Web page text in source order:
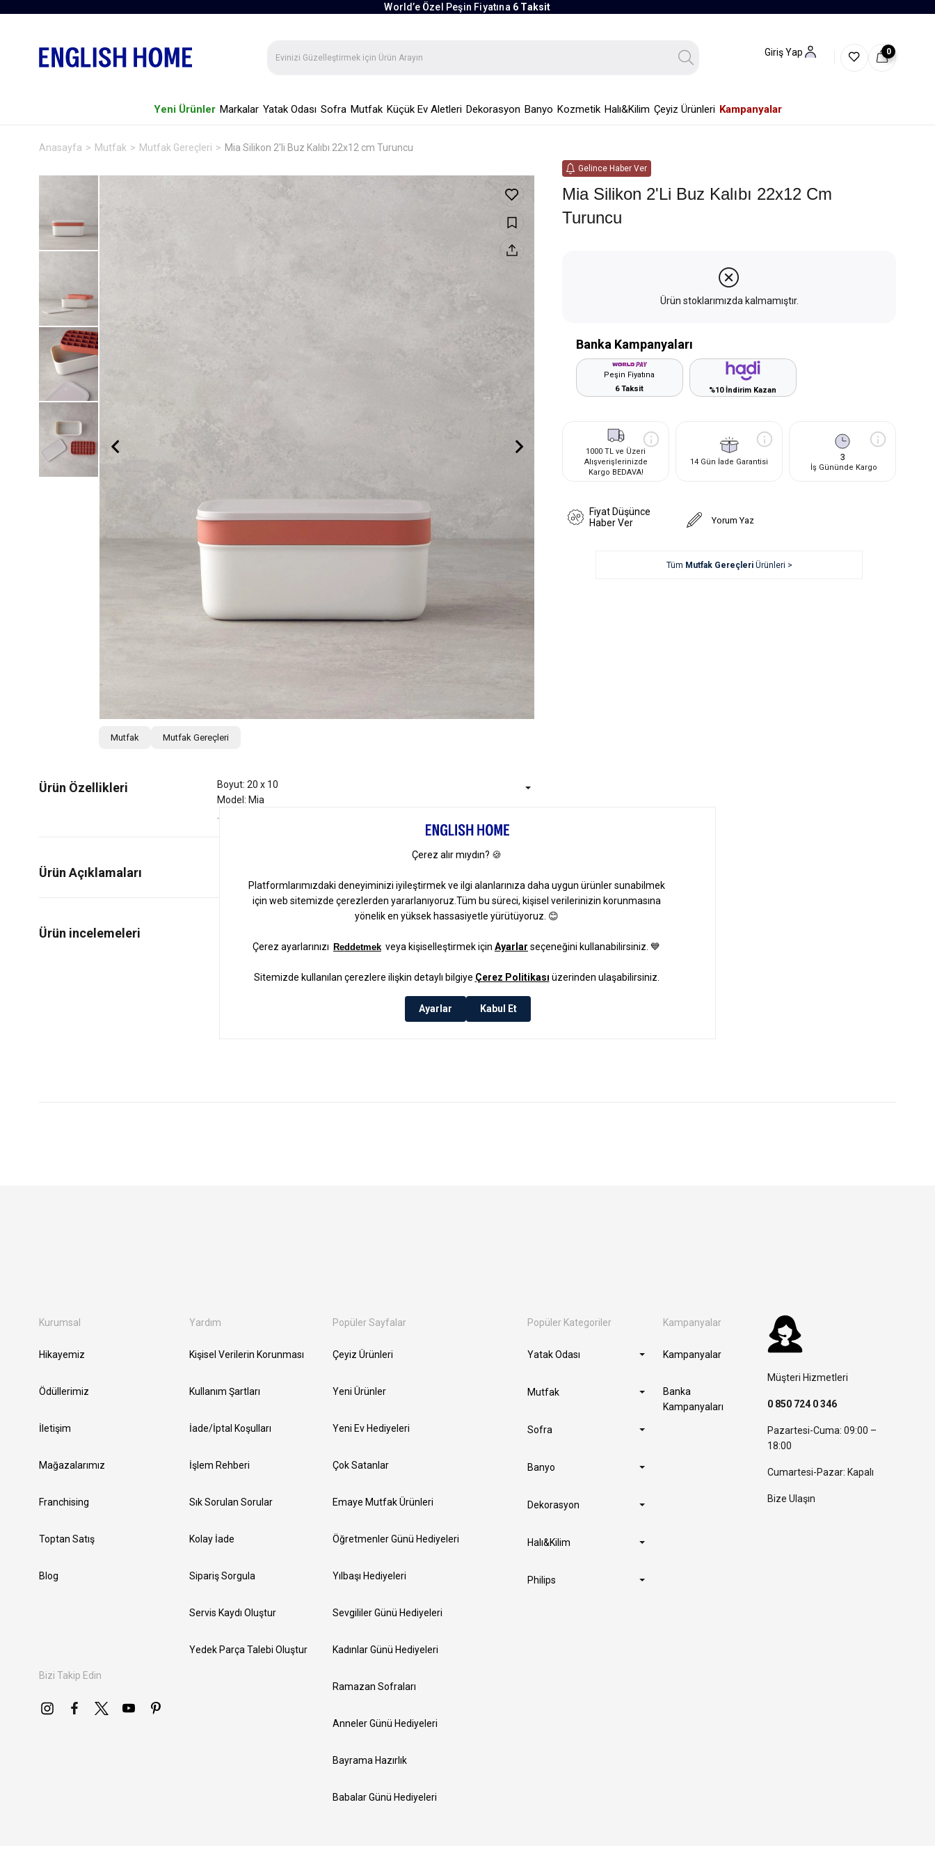
World’e Özel Peşin Fiyatına 6 Taksit
Giriş Yap 0
Yeni Ürünler Markalar Yatak Odası Sofra Mutfak Küçük Ev Aletleri Dekorasyon Banyo Kozmetik Halı&Kilim Çeyiz Ürünleri Kampanyalar
Anasayfa Mutfak Mutfak Gereçleri Mia Silikon 2'li Buz Kalıbı 22x12 cm Turuncu
Mutfak Mutfak Gereçleri
Ürün Özellikleri
Boyut: 20 x 10
Model: Mia
Ürün Açıklamaları
Gelince Haber Ver
Mia Silikon 2'li Buz Kalıbı 22x12 Cm
Turuncu
Ürün stoklarımızda kalmamıştır.
Banka Kampanyaları
Peşin Fiyatına
6 Taksit
%10 İndirim Kazan
1000 TL ve Üzeri
Alışverişlerinizde
Kargo BEDAVA!
14 Gün İade Garantisi 3
İş Gününde Kargo
Fiyat Düşünce
Haber Ver
Yorum Yaz
Tüm Mutfak GereçleriÜrünleri >
Kurumsal
Hikayemiz
Ödüllerimiz
İletişim
Mağazalarımız
Franchising
Toptan Satış
Blog
Bizi Takip Edin
Yardım
Kişisel Verilerin Korunması
Kullanım Şartları
İade/İptal Koşulları
İşlem Rehberi
Sık Sorulan Sorular
Kolay İade
Sipariş Sorgula
Servis Kaydı Oluştur
Yedek Parça Talebi Oluştur
Popüler Sayfalar
Çeyiz Ürünleri
Yeni Ürünler
Yeni Ev Hediyeleri
Çok Satanlar
Emaye Mutfak Ürünleri
Öğretmenler Günü Hediyeleri
Yılbaşı Hediyeleri
Sevgililer Günü Hediyeleri
Kadınlar Günü Hediyeleri
Ramazan Sofraları
Anneler Günü Hediyeleri
Bayrama Hazırlık
Babalar Günü Hediyeleri
Popüler Kategoriler
Yatak Odası
Mutfak
Sofra
Banyo
Dekorasyon
Halı&Kilim
Philips
Kampanyalar
Kampanyalar
Banka
Kampanyaları
Müşteri Hizmetleri
0 850 724 0 346
Pazartesi-Cuma: 09:00 –
18:00
Cumartesi-Pazar: Kapalı
Bize Ulaşın